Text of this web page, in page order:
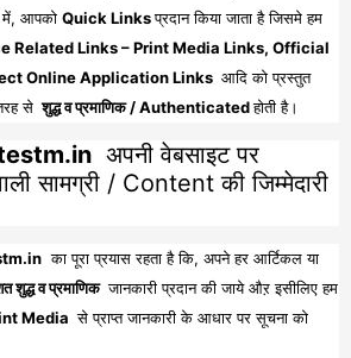
में, आपको Quick Linksप्रदान किया जाता है जिसमे हम
Related Links – Print Media Links, Official
Online Application Links आदि को प्रस्तुत
से शुद्ध व प्रमाणिक / Authenticatedहोती है।
अपनी वेबसाइट पर
सामग्री / Content की जिम्मेदारी
का पूरा प्रयास रहता है कि, अपने हर आर्टिकल या
शुद्ध व प्रमाणिक जानकारी प्रदान की जाये औऱ इसीलिए हम
Media से प्राप्त जानकारी के आधार पर सूचना को